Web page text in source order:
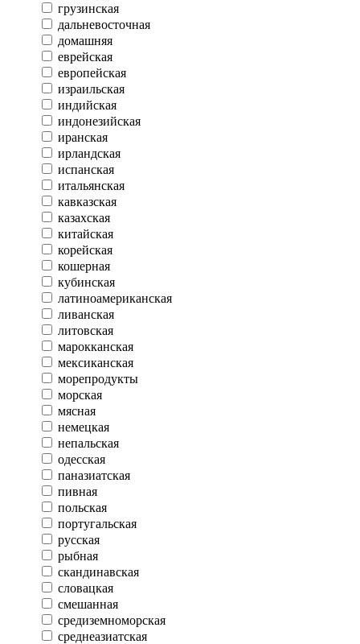
грузинская
дальневосточная
домашняя
еврейская
европейская
израильская
индийская
индонезийская
иранская
ирландская
испанская
итальянская
кавказская
казахская
китайская
корейская
кошерная
кубинская
латиноамериканская
ливанская
литовская
марокканская
мексиканская
морепродукты
морская
мясная
немецкая
непальская
одесская
паназиатская
пивная
польская
португальская
русская
рыбная
скандинавская
словацкая
смешанная
средиземноморская
среднеазиатская